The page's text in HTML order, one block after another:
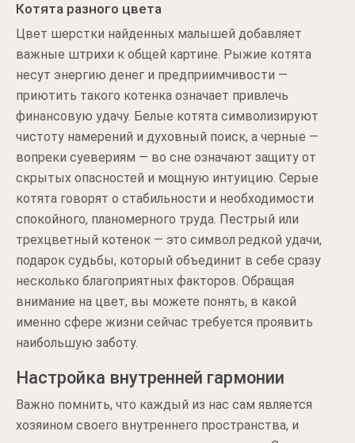
Котята разного цвета
Цвет шерстки найденных малышей добавляет
важные штрихи к общей картине. Рыжие котята
несут энергию денег и предприимчивости —
приютить такого котенка означает привлечь
финансовую удачу. Белые котята символизируют
чистоту намерений и духовный поиск, а черные —
вопреки суевериям — во сне означают защиту от
скрытых опасностей и мощную интуицию. Серые
котята говорят о стабильности и необходимости
спокойного, планомерного труда. Пестрый или
трехцветный котенок — это символ редкой удачи,
подарок судьбы, который объединит в себе сразу
несколько благоприятных факторов. Обращая
внимание на цвет, вы можете понять, в какой
именно сфере жизни сейчас требуется проявить
наибольшую заботу.
Настройка внутренней гармонии
Важно помнить, что каждый из нас сам является
хозяином своего внутреннего пространства, и